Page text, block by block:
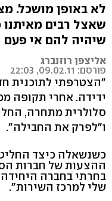
לא באופן מושכל.
שאצל רבים מאיתנו
שיהיה להם אי פעם
אליצפן רוזנברג
פורסם: 09.02.11, 22:03
"הצטרפתי לתוכנית
ידידה. אחרי תקופה
סלולרית מתחרה,
ו"לפרק את החבילה".
כשנשאלה כיצד
ההצעות של חברות
בחרתי בחברה
שלי למרכז השירות".